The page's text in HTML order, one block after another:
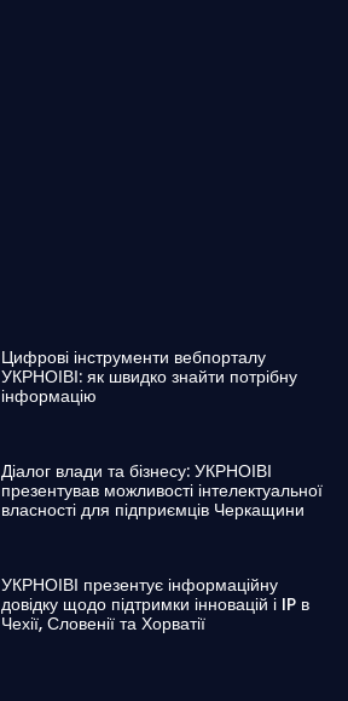
Цифрові інструменти вебпорталу
УКРНОІВІ: як швидко знайти потрібну
інформацію
Діалог влади та бізнесу: УКРНОІВІ
презентував можливості інтелектуальної
власності для підприємців Черкащини
УКРНОІВІ презентує інформаційну
довідку щодо підтримки інновацій і IP в
Чехії, Словенії та Хорватії